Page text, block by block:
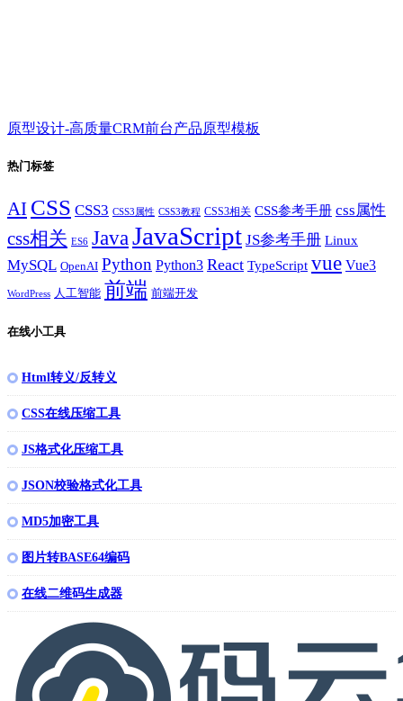
原型设计-高质量CRM前台产品原型模板
热门标签
AI CSS CSS3 CSS3属性 CSS3教程 CSS3相关 CSS参考手册 css属性
css相关 ES6 JavaJavaScript JS参考手册 Linux
MySQL OpenAI Python Python3 React TypeScript vue Vue3
WordPress 人工智能 前端 前端开发
在线小工具
Html转义/反转义
CSS在线压缩工具
JS格式化压缩工具
JSON校验格式化工具
MD5加密工具
图片转BASE64编码
在线二维码生成器